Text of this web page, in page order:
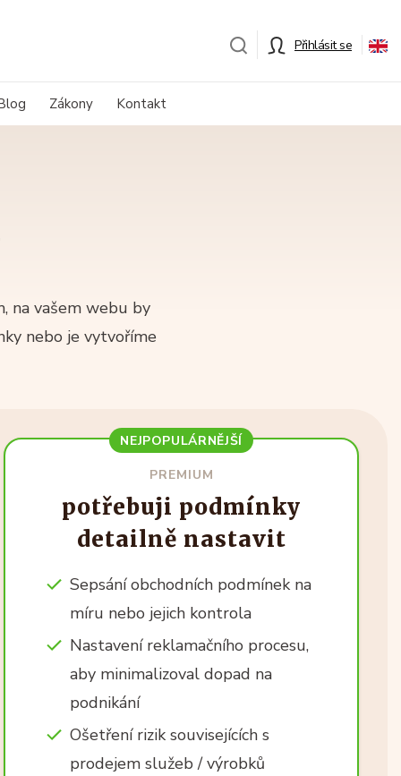
Přihlásit se
Zákony Kontakt
na vašem webu by
nebo je vytvoříme
NEJPOPULÁRNĚJŠÍ
PREMIUM
potřebuji podmínky
detailně nastavit
Sepsání obchodních podmínek na
míru nebo jejich kontrola
Nastavení reklamačního procesu,
aby minimalizoval dopad na
podnikání
Ošetření rizik souvisejících s
prodejem služeb / výrobků